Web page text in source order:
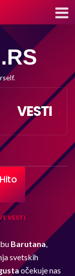
VESTI
VESTI
Barutana,
svetskih
očekuje nas